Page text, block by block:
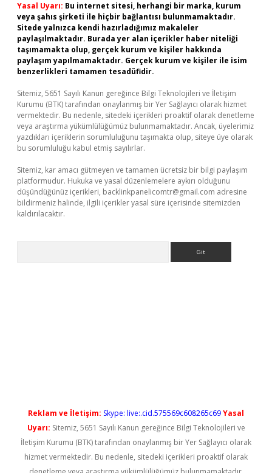
Yasal Uyarı: Bu internet sitesi, herhangi bir marka, kurum
veya şahıs şirketi ile hiçbir bağlantısı bulunmamaktadır.
Sitede yalnızca kendi hazırladığımız makaleler
paylaşılmaktadır. Burada yer alan içerikler haber niteliği
taşımamakta olup, gerçek kurum ve kişiler hakkında
paylaşım yapılmamaktadır. Gerçek kurum ve kişiler ile isim
benzerlikleri tamamen tesadüfidir.
Sitemiz, 5651 Sayılı Kanun gereğince Bilgi Teknolojileri ve İletişim
Kurumu (BTK) tarafından onaylanmış bir Yer Sağlayıcı olarak hizmet
vermektedir. Bu nedenle, sitedeki içerikleri proaktif olarak denetleme
veya araştırma yükümlülüğümüz bulunmamaktadır. Ancak, üyelerimiz
yazdıkları içeriklerin sorumluluğunu taşımakta olup, siteye üye olarak
bu sorumluluğu kabul etmiş sayılırlar.
Sitemiz, kar amacı gütmeyen ve tamamen ücretsiz bir bilgi paylaşım
platformudur. Hukuka ve yasal düzenlemelere aykırı olduğunu
düşündüğünüz içerikleri, backlinkpanelicomtr@gmail.com adresine
bildirmeniz halinde, ilgili içerikler yasal süre içerisinde sitemizden
kaldırılacaktır.
Reklam ve İletişim: Skype: live:.cid.575569c608265c69Yasal
Uyarı: Sitemiz, 5651 Sayılı Kanun gereğince Bilgi Teknolojileri ve
İletişim Kurumu (BTK) tarafından onaylanmış bir Yer Sağlayıcı olarak
hizmet vermektedir. Bu nedenle, sitedeki içerikleri proaktif olarak